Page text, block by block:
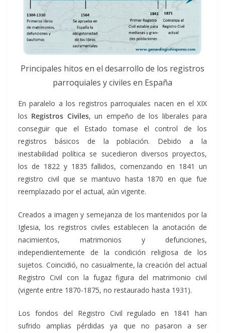
Principales hitos en el desarrollo de los registros
parroquiales y civiles en España
En paralelo a los registros parroquiales nacen en el XIX
los Registros Civiles, un empeño de los liberales para
conseguir que el Estado tomase el control de los
registros básicos de la población. Debido a la
inestabilidad política se sucedieron diversos proyectos,
los de 1822 y 1835 fallidos, comenzando en 1841 un
registro civil que se mantuvo hasta 1870 en que fue
reemplazado por el actual, aún vigente.
Creados a imagen y semejanza de los mantenidos por la
Iglesia, los registros civiles establecen la anotación de
nacimientos, matrimonios y defunciones,
independientemente de la condición religiosa de los
sujetos. Coincidió, no casualmente, la creación del actual
Registro Civil con la fugaz figura del matrimonio civil
(vigente entre 1870-1875, no restaurado hasta 1931).
Los fondos del Registro Civil regulado en 1841 han
sufrido amplias pérdidas ya que no pasaron a ser